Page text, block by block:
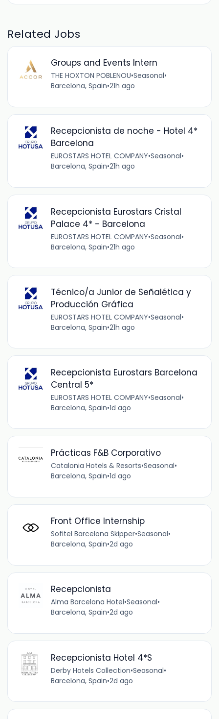
Related Jobs
Groups and Events Intern
THE HOXTON POBLENOU•Seasonal•
Barcelona, Spain•21h ago
Recepcionista de noche - Hotel 4*
Barcelona
EUROSTARS HOTEL COMPANY•Seasonal•
Barcelona, Spain•21h ago
Recepcionista Eurostars Cristal
Palace 4* - Barcelona
EUROSTARS HOTEL COMPANY•Seasonal•
Barcelona, Spain•21h ago
Técnico/a Junior de Señalética y
Producción Gráfica
EUROSTARS HOTEL COMPANY•Seasonal•
Barcelona, Spain•21h ago
Recepcionista Eurostars Barcelona
Central 5*
EUROSTARS HOTEL COMPANY•Seasonal•
Barcelona, Spain•1d ago
Prácticas F&B Corporativo
Catalonia Hotels & Resorts•Seasonal•
Barcelona, Spain•1d ago
Front Office Internship
Sofitel Barcelona Skipper•Seasonal•
Barcelona, Spain•2d ago
Recepcionista
Alma Barcelona Hotel•Seasonal•
Barcelona, Spain•2d ago
Recepcionista Hotel 4*S
Derby Hotels Collection•Seasonal•
Barcelona, Spain•2d ago